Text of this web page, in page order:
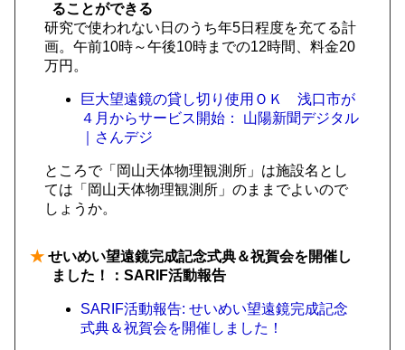
ることができる
研究で使われない日のうち年5日程度を充てる計
画。午前10時～午後10時までの12時間、料金20
万円。
巨大望遠鏡の貸し切り使用ＯＫ 浅口市が
４月からサービス開始： 山陽新聞デジタル
｜さんデジ
ところで「岡山天体物理観測所」は施設名とし
ては「岡山天体物理観測所」のままでよいので
しょうか。
★ せいめい望遠鏡完成記念式典＆祝賀会を開催し
ました！：SARIF活動報告
SARIF活動報告: せいめい望遠鏡完成記念
式典＆祝賀会を開催しました！